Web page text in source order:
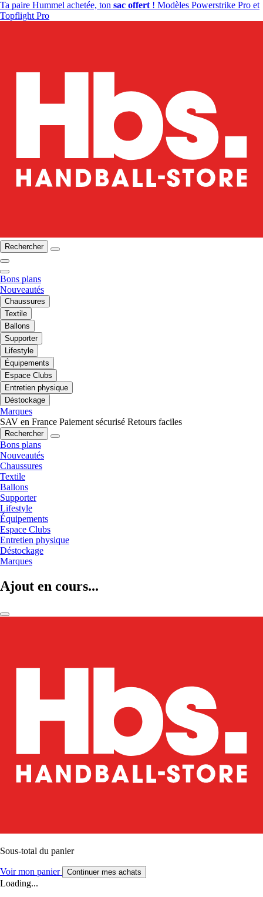
Ta paire Hummel achetée, ton sac offert ! Modèles Powerstrike Pro et
Topflight Pro
Rechercher
Bons plans
Nouveautés
Chaussures
Textile
Ballons
Supporter
Lifestyle
Équipements
Espace Clubs
Entretien physique
Déstockage
Marques
SAV en France Paiement sécurisé Retours faciles
Rechercher
Bons plans
Nouveautés
Chaussures
Textile
Ballons
Supporter
Lifestyle
Équipements
Espace Clubs
Entretien physique
Déstockage
Marques
Ajout en cours...
Sous-total du panier
Voir mon panier Continuer mes achats
Loading...